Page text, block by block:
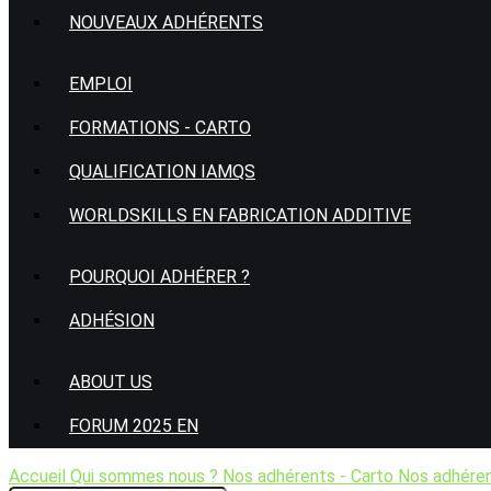
NOUVEAUX ADHÉRENTS
EMPLOI
FORMATIONS - CARTO
QUALIFICATION IAMQS
WORLDSKILLS EN FABRICATION ADDITIVE
POURQUOI ADHÉRER ?
ADHÉSION
ABOUT US
FORUM 2025 EN
Accueil Qui sommes nous ? Nos adhérents - Carto Nos